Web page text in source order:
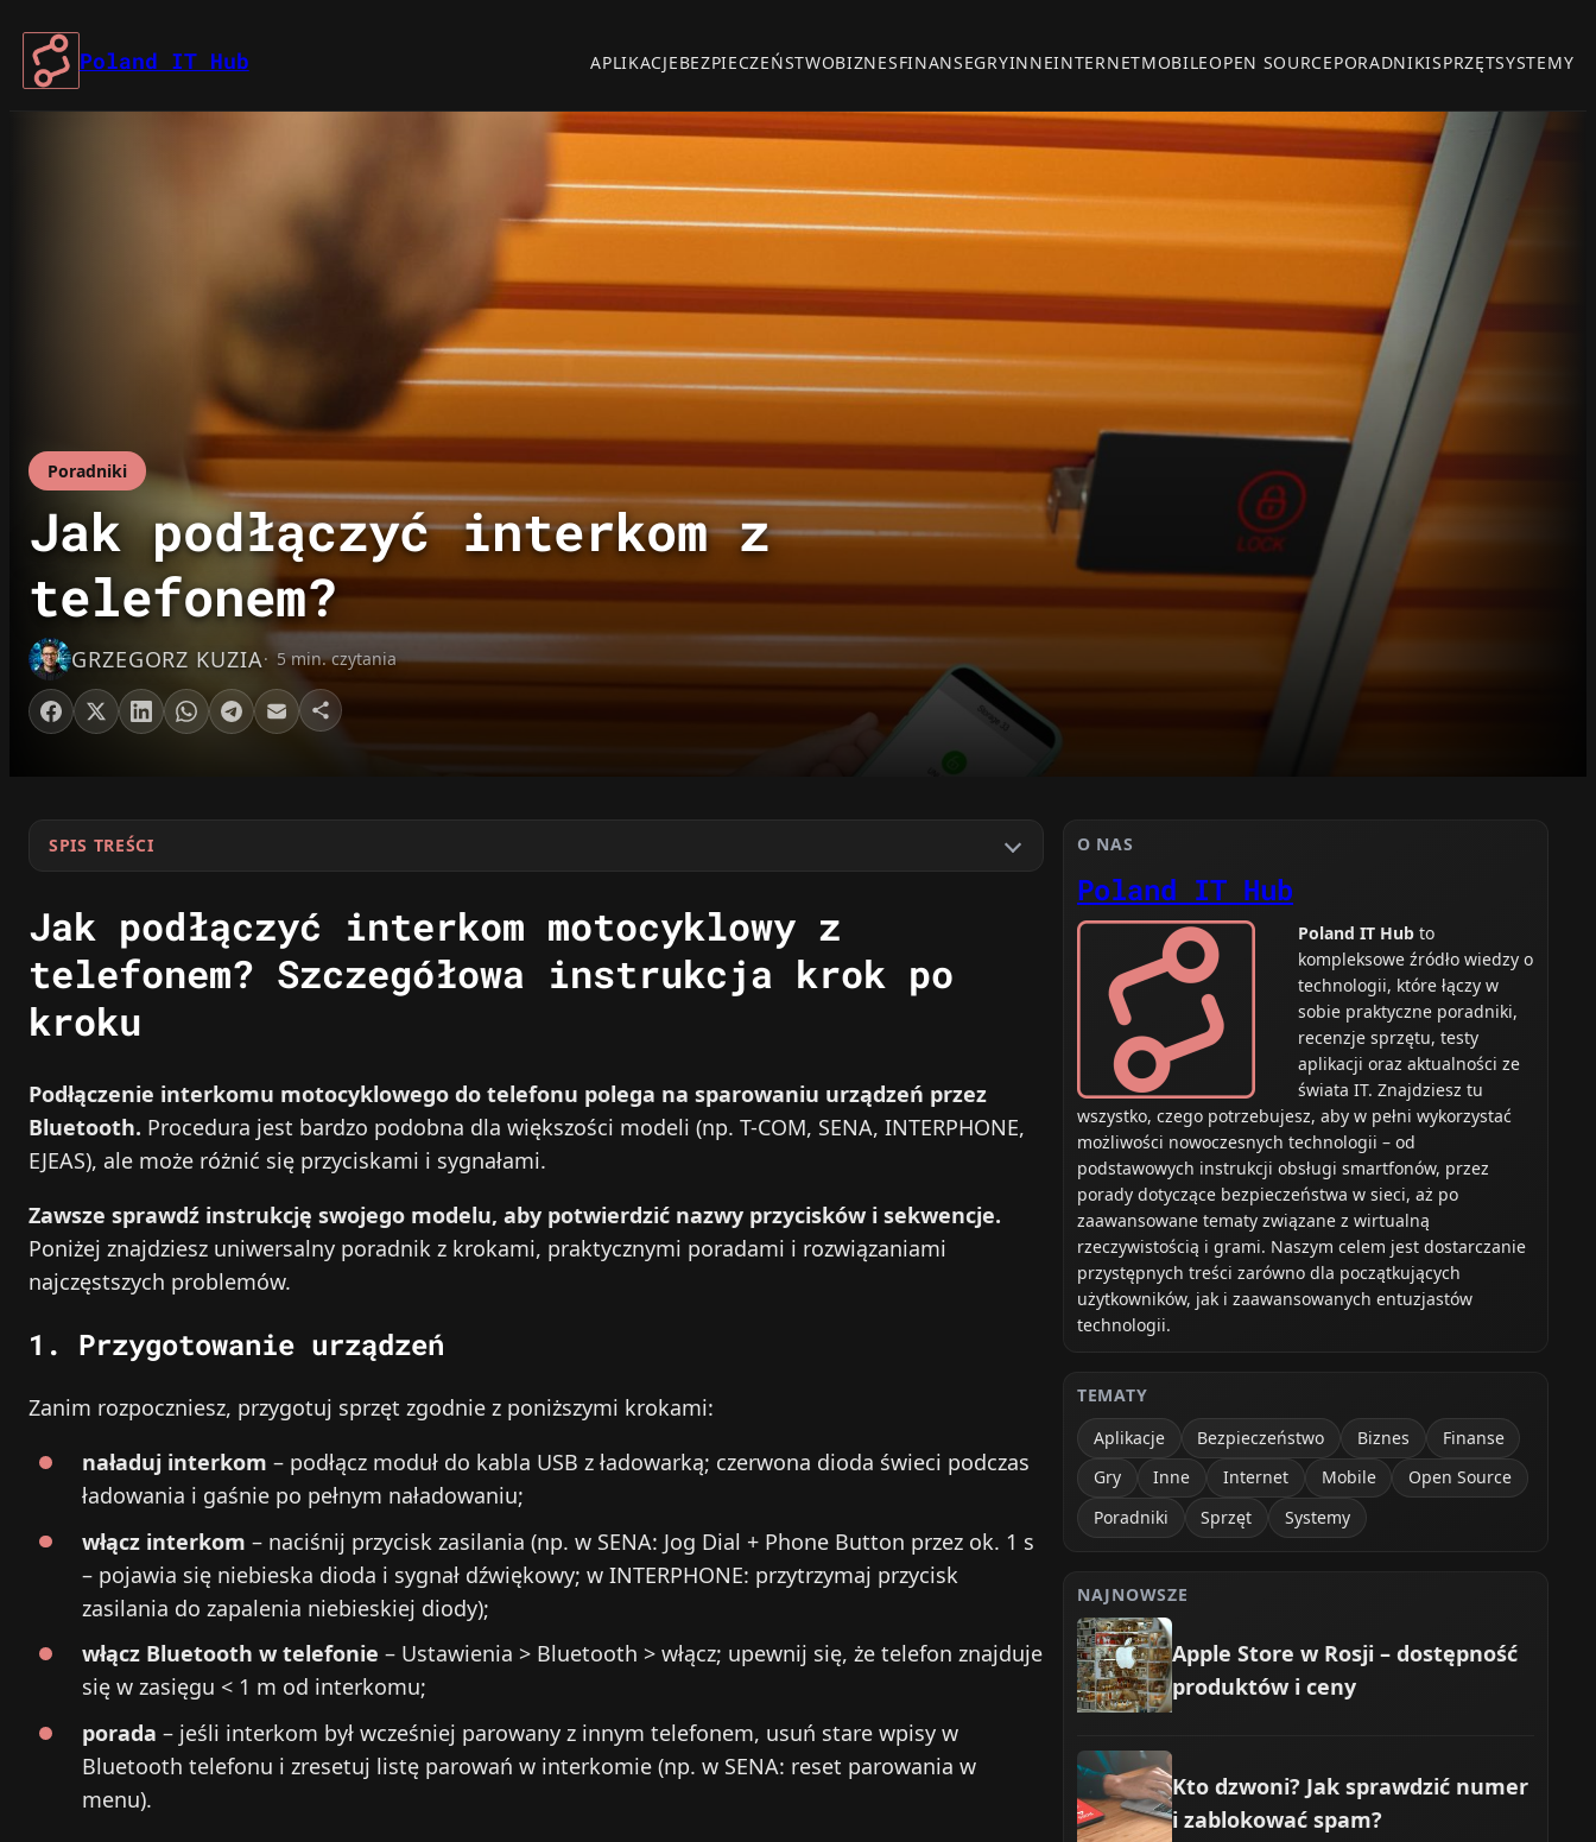
Przejdź
do
treści
Poland IT Hub APLIKACJEBEZPIECZEŃSTWOBIZNESFINANSEGRYINNEINTERNETMOBILEOPEN SOURCEPORADNIKISPRZĘTSYSTEMY
Poradniki
Jak podłączyć interkom z
telefonem?
GRZEGORZ KUZIA 5 min. czytania
SPIS TREŚCI
Jak podłączyć interkom motocyklowy z
telefonem? Szczegółowa instrukcja krok po
kroku
Podłączenie interkomu motocyklowego do telefonu polega na sparowaniu urządzeń przez
Bluetooth. Procedura jest bardzo podobna dla większości modeli (np. T-COM, SENA, INTERPHONE,
EJEAS), ale może różnić się przyciskami i sygnałami.
Zawsze sprawdź instrukcję swojego modelu, aby potwierdzić nazwy przycisków i sekwencje.
Poniżej znajdziesz uniwersalny poradnik z krokami, praktycznymi poradami i rozwiązaniami
najczęstszych problemów.
1. Przygotowanie urządzeń
Zanim rozpoczniesz, przygotuj sprzęt zgodnie z poniższymi krokami:
naładuj interkom – podłącz moduł do kabla USB z ładowarką; czerwona dioda świeci podczas
ładowania i gaśnie po pełnym naładowaniu;
włącz interkom – naciśnij przycisk zasilania (np. w SENA: Jog Dial + Phone Button przez ok. 1 s
– pojawia się niebieska dioda i sygnał dźwiękowy; w INTERPHONE: przytrzymaj przycisk
zasilania do zapalenia niebieskiej diody);
włącz Bluetooth w telefonie – Ustawienia > Bluetooth > włącz; upewnij się, że telefon znajduje
się w zasięgu < 1 m od interkomu;
porada – jeśli interkom był wcześniej parowany z innym telefonem, usuń stare wpisy w
Bluetooth telefonu i zresetuj listę parowań w interkomie (np. w SENA: reset parowania w
menu).
O NAS
Poland IT Hub
Poland IT Hub to
kompleksowe źródło wiedzy o
technologii, które łączy w
sobie praktyczne poradniki,
recenzje sprzętu, testy
aplikacji oraz aktualności ze
świata IT. Znajdziesz tu
wszystko, czego potrzebujesz, aby w pełni wykorzystać
możliwości nowoczesnych technologii – od
podstawowych instrukcji obsługi smartfonów, przez
porady dotyczące bezpieczeństwa w sieci, aż po
zaawansowane tematy związane z wirtualną
rzeczywistością i grami. Naszym celem jest dostarczanie
przystępnych treści zarówno dla początkujących
użytkowników, jak i zaawansowanych entuzjastów
technologii.
TEMATY
Aplikacje
Bezpieczeństwo Biznes
Finanse
Gry
Inne Internet Mobile
Open Source
Poradniki
Sprzęt Systemy
NAJNOWSZE
Apple Store w Rosji – dostępność
produktów i ceny
Kto dzwoni? Jak sprawdzić numer
i zablokować spam?